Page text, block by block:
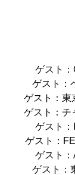
ゲスト：
ゲスト：ベ
スト：東京
ト：チャラ
ゲスト：
ゲスト：
ゲスト：
ゲスト：東